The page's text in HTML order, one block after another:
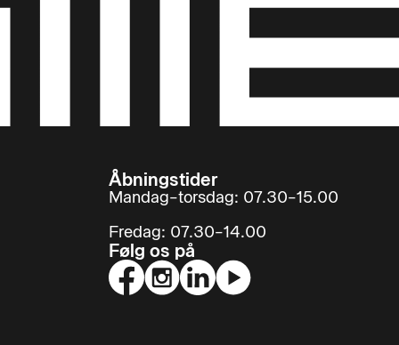
Åbningstider
Mandag–torsdag: 07.30–15.00
Fredag: 07.30–14.00
Følg os på